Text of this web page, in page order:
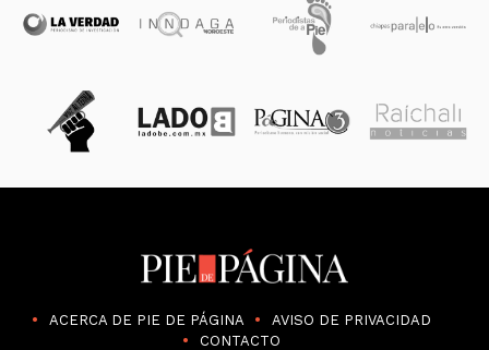
ACERCA DE PIE DE PÁGINA
AVISO DE PRIVACIDAD
CONTACTO